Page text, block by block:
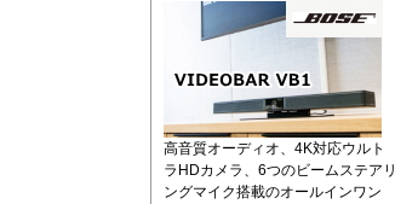
高音質オーディオ、4K対応ウルト
ラHDカメラ、6つのビームステアリ
ングマイク搭載のオールインワン